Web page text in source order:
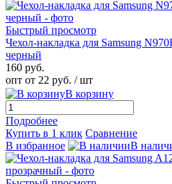
Быстрый просмотр
Чехол-накладка для Samsung
черный
160 руб.
опт от 22 руб. / шт
В корзину
Подробнее
Купить в 1 клик Сравнение
В избранное
В